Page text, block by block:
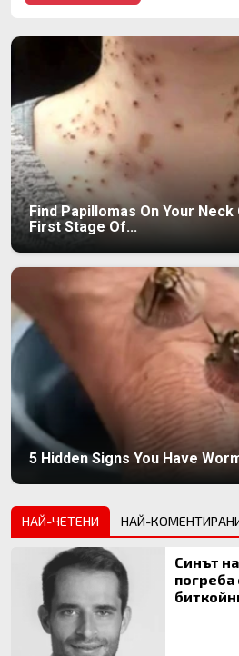
Find Papillomas On Your
First Stage Of...
5 Hidden Signs You Have
НАЙ-ЧЕТЕНИ НАЙ-
Синът
погреба